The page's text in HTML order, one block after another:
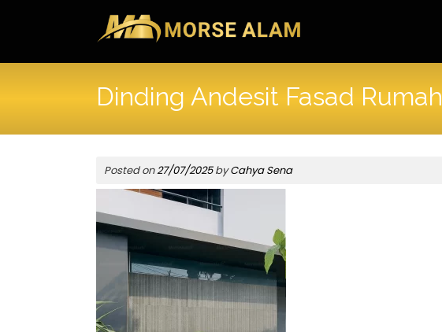
Dinding Andesit Fasad Rumah
Posted on27/07/2025byCahya Sena